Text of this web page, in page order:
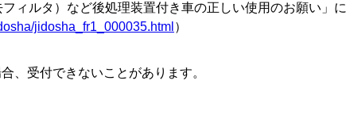
ィルタ）など後処理装置付き車の正しい使用のお願い」に
jidosha_fr1_000035.html ）
、受付できないことがあります。